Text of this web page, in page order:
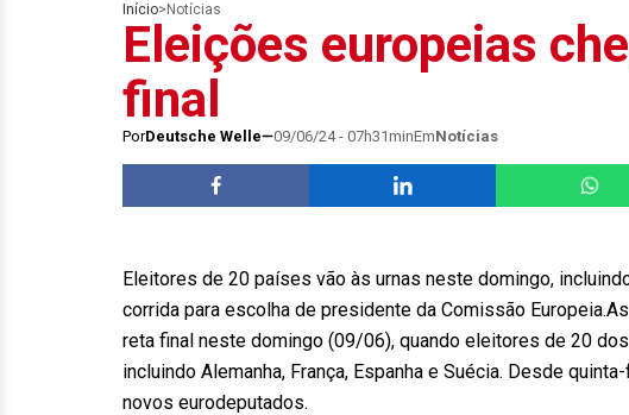
Início> Notícias
Eleições europeias
final
PorDeutsche Welle 09/06/24 - 07h31minEmNotícias
Eleitores de 20 países vão às urnas neste domingo,
corrida para escolha de presidente da Comissão
reta final neste domingo (09/06), quando eleitores de 20
incluindo Alemanha, França, Espanha e Suécia. Desde
novos eurodeputados.